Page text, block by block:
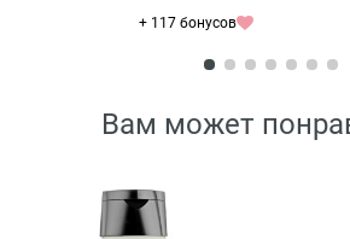
+ 117 бонусов
Вам может